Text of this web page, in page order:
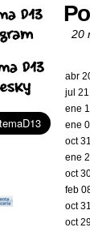
20
abr
jul
ene
ene
oct
ene
oct
feb
oct
oct